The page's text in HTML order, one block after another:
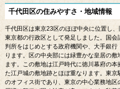
千代田区の住みやすさ・地域情報
千代田区は東京23区のほぼ中央に位置し
東京都の行政区として発足しました。国
判所をはじめとする政府機関や、大手銀
ります。区の中央部には緑豊かな皇居の敷
ます。この敷地は江戸時代に徳川幕府の
た江戸城の敷地跡とほぼ重なります。東
のオフィス街であり、東京の中心業務地区